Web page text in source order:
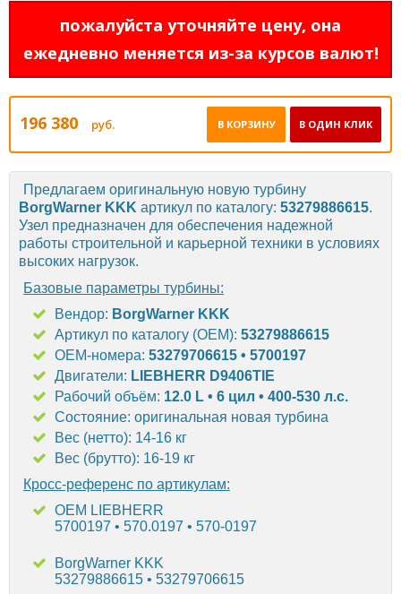
пожалуйста уточняйте цену, она
ежедневно меняется из-за курсов валют!
196 380 руб. В ОДИН КЛИК
В КОРЗИНУ
Предлагаем оригинальную новую турбину
BorgWarner KKK артикул по каталогу: 53279886615.
Узел предназначен для обеспечения надежной
работы строительной и карьерной техники в условиях
высоких нагрузок.
Базовые параметры турбины:
Вендор: BorgWarner KKK
Артикул по каталогу (OEM): 53279886615
OEM-номера: 53279706615 • 5700197
Двигатели: LIEBHERR D9406TIE
Рабочий объём: 12.0 L • 6 цил • 400-530 л.с.
Состояние: оригинальная новая турбина
Вес (нетто): 14-16 кг
Вес (брутто): 16-19 кг
Кросс-референс по артикулам:
OEM LIEBHERR
5700197 • 570.0197 • 570-0197
BorgWarner KKK
53279886615 • 53279706615